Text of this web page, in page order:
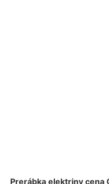
Prerábka elektriny cena